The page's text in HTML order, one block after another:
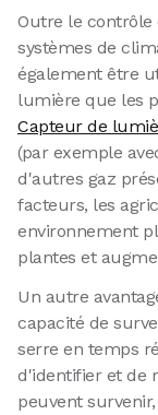
Outre le
systèmes de
également être
lumière que les
Capteur de
(par exemple
d'autres gaz
facteurs, les
environnement
plantes et
Un autre
capacité de
serre en temps
d'identifier et de
peuvent